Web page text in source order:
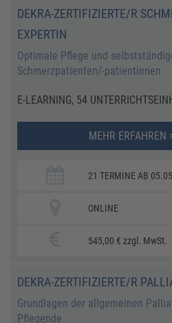
DEKRA-ZERTIFIZIERTE/R
EXPERTIN
Optimale Pflege und
Schmerzpatienten/-patientinnen
E-LEARNING, 54
MEHR ERFAHREN
21 TERMINE AB
ONLINE
545,00 € zzgl. MwSt.
DEKRA-ZERTIFIZIERTE/R
Grundlagen der allgemeinen
Pflegende